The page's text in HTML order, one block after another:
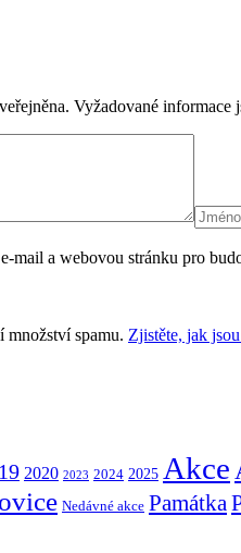
Vyžadované informace
mail a webovou stránku pro
množství spamu. Zjistěte, jak
2020 2023 2024 2025 Akce
Nedávné akce Památka